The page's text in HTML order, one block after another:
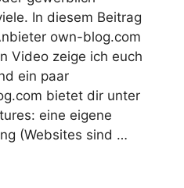
In diesem Beitrag
own-blog.com
Video zeige ich euch
ein paar
bietet dir unter
eine eigene
(Websites sind …